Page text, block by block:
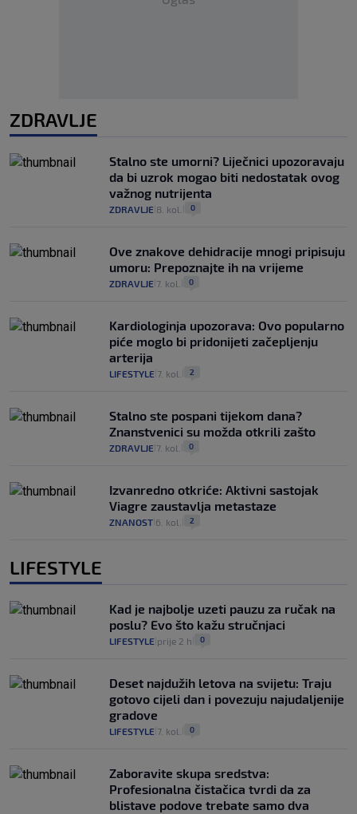
ZDRAVLJE
Stalno ste umorni? Liječnici upozoravaju
da bi uzrok mogao biti nedostatak ovog
važnog nutrijenta
ZDRAVLJE 8. kol. 0
Ove znakove dehidracije mnogi pripisuju
umoru: Prepoznajte ih na vrijeme
ZDRAVLJE 7. kol. 0
Kardiologinja upozorava: Ovo popularno
piće moglo bi pridonijeti začepljenju
arterija
LIFESTYLE 7. kol. 2
Stalno ste pospani tijekom dana?
Znanstvenici su možda otkrili zašto
ZDRAVLJE 7. kol. 0
Izvanredno otkriće: Aktivni sastojak
Viagre zaustavlja metastaze
ZNANOST 6. kol. 2
LIFESTYLE
Kad je najbolje uzeti pauzu za ručak na
poslu? Evo što kažu stručnjaci
LIFESTYLE prije 2 h 0
Deset najdužih letova na svijetu: Traju
gotovo cijeli dan i povezuju najudaljenije
gradove
LIFESTYLE 7. kol. 0
Zaboravite skupa sredstva:
Profesionalna čistačica tvrdi da za
blistave podove trebate samo dva